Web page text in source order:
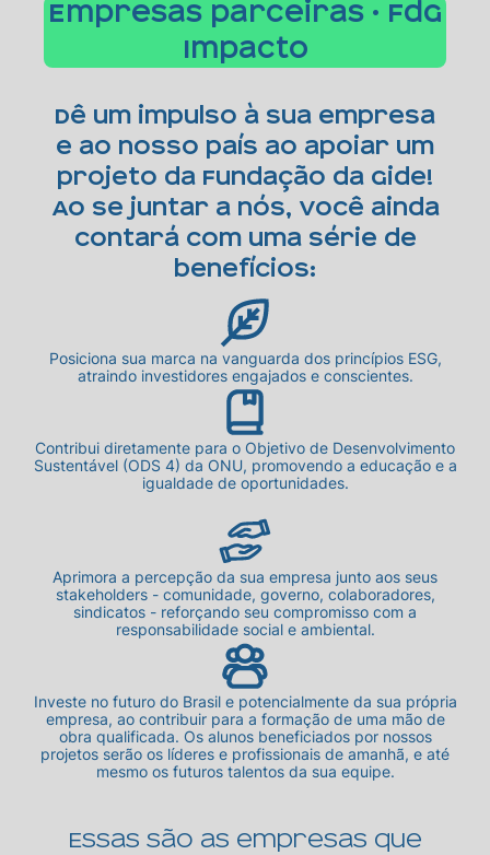
Empresas parceiras • FdG
Impacto
Dê um impulso à sua empresa
e ao nosso país ao apoiar um
projeto da Fundação da Gide!
Ao se juntar a nós, você ainda
contará com uma série de
benefícios:
Posiciona sua marca na vanguarda dos princípios ESG,
atraindo investidores engajados e conscientes.
Contribui diretamente para o Objetivo de Desenvolvimento
Sustentável (ODS 4) da ONU, promovendo a educação e a
igualdade de oportunidades.
Aprimora a percepção da sua empresa junto aos seus
stakeholders - comunidade, governo, colaboradores,
sindicatos - reforçando seu compromisso com a
responsabilidade social e ambiental.
Investe no futuro do Brasil e potencialmente da sua própria
empresa, ao contribuir para a formação de uma mão de
obra qualificada. Os alunos beneficiados por nossos
projetos serão os líderes e profissionais de amanhã, e até
mesmo os futuros talentos da sua equipe.
Essas são as empresas que